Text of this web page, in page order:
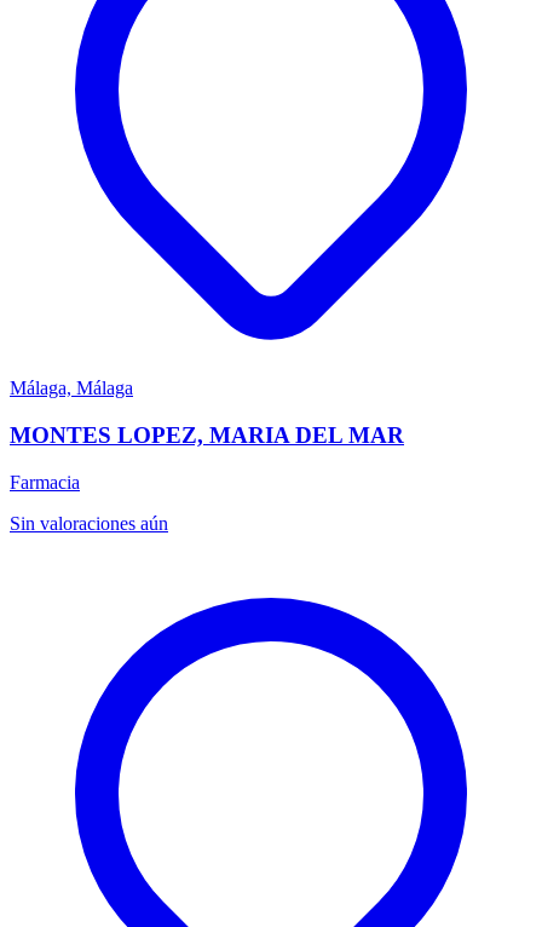
Málaga, Málaga
MONTES LOPEZ, MARIA DEL MAR
Farmacia
Sin valoraciones aún